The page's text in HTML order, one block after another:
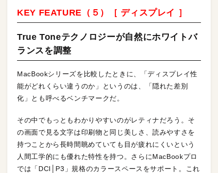
KEY FEATURE（５）［ ディスプレイ ］
True Toneテクノロジーが自然にホワイトバ
ランスを調整
MacBookシリーズを比較したときに、「ディスプレイ性
能がどれくらい違うのか」というのは、「隠れた差別
化」とも呼べるベンチマークだ。
その中でもっともわかりやすいのがレティナだろう。そ
の画面で見る文字は印刷物と同じ美しさ、読みやすさを
持つことから長時間眺めていても目が疲れにくいという
人間工学的にも優れた特性を持つ。さらにMacBookプロ
では「DCI│P3」規格のカラースペースをサポート。これ